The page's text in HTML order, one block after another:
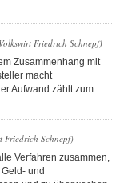
Friedrich Schnepf)
Zusammenhang mit
macht
Aufwand zählt zum
Friedrich Schnepf)
Verfahren zusammen,
und